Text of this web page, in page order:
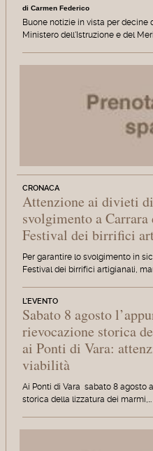
di Carmen Federico
Buone notizie in vista per decine
Ministero dell'Istruzione e del
CRONACA
Attenzione ai divieti
svolgimento a
Festival dei birrifici
Per garantire lo svolgimento in
Festival dei birrifici artigianali,
L'EVENTO
Sabato 8 agosto
rievocazione storica
ai Ponti di Vara:
viabilità
Ai Ponti di Vara sabato 8 agosto
storica della lizzatura dei marmi,…